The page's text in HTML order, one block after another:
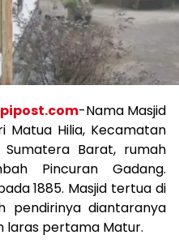
-Nama Masjid
Matua Hilia, Kecamatan
Barat, rumah
Pincuran Gadang.
1885. Masjid tertua di
pendirinya diantaranya
laras pertama Matur.